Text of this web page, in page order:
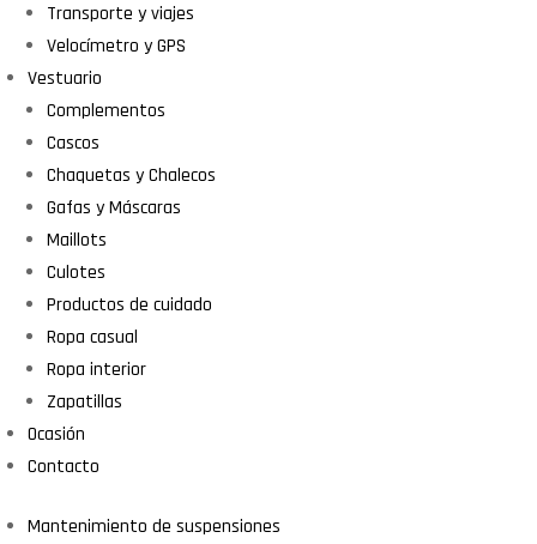
Transporte y viajes
Velocímetro y GPS
Vestuario
Complementos
Cascos
Chaquetas y Chalecos
Gafas y Máscaras
Maillots
Culotes
Productos de cuidado
Ropa casual
Ropa interior
Zapatillas
Ocasión
Contacto
Mantenimiento de suspensiones